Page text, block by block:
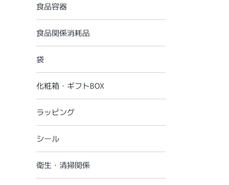
食品容器
食品関係消耗品
袋
化粧箱・ギフトBOX
ラッピング
シール
衛生・清掃関係